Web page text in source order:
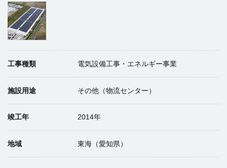
工事種類 電気設備工事・エネルギー事業
施設用途 その他（物流センター）
竣工年 2014年
地域 東海（愛知県）